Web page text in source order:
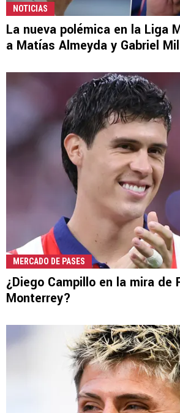
NOTICIAS
La nueva polémica en la Liga
a Matías Almeyda y Gabriel
MERCADO DE PASES
¿Diego Campillo en la mira de
Monterrey?